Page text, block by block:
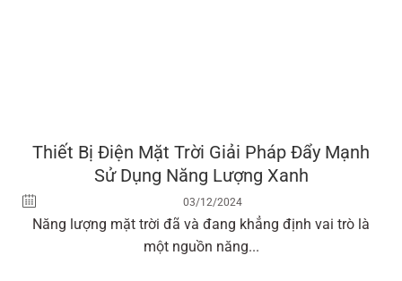
Thiết Bị Điện Mặt Trời Giải Pháp Đẩy Mạnh
Sử Dụng Năng Lượng Xanh
03/12/2024
Năng lượng mặt trời đã và đang khẳng định vai trò là
một nguồn năng...